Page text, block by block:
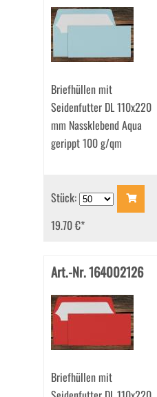
Briefhüllen mit
Seidenfutter DL 110x220
mm Nassklebend Aqua
gerippt 100 g/qm
Stück:
19.70 €*
Art.-Nr. 164002126
Briefhüllen mit